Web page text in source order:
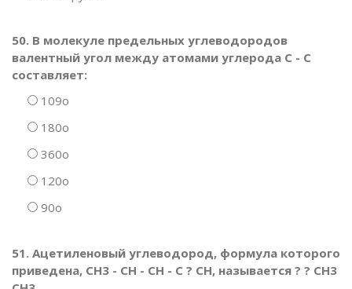
50. В молекуле предельных углеводородов
валентный угол между атомами углерода С - С
составляет:
109о
180о
360о
120о
90о
51. Ацетиленовый углеводород, формула которого
приведена, CH3 - CH - CH - C ? CH, называется ? ? CH3